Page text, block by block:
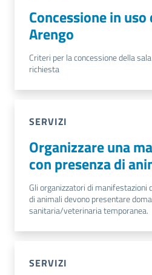
Concessione in uso
Arengo
Criteri per la concessione della
richiesta
SERVIZI
Organizzare una
con presenza di
Gli organizzatori di manifestazioni
di animali devono presentare
sanitaria/veterinaria temporanea.
SERVIZI